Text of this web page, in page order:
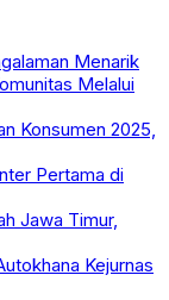
Menarik
Melalui
Konsumen 2025,
Pertama di
Jawa Timur,
Kejurnas